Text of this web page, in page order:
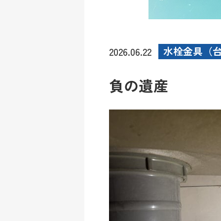
2026.06.22 水栓金具（
負の遺産